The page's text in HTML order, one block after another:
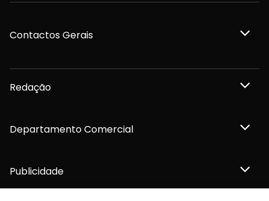
Contactos Gerais
Redação
Departamento Comercial
Publicidade